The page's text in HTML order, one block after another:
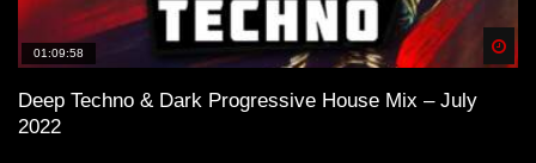
01:09:58
Deep Techno & Dark Progressive House Mix – July
2022